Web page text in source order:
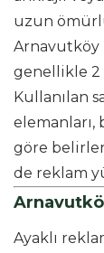
uzun
Arnavutköy
genellikle 2
Kullanılan
elemanları,
göre
de reklam
Ayaklı